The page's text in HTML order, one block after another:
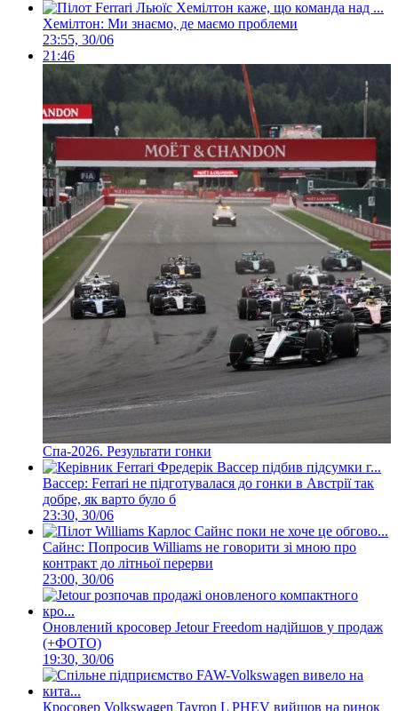
Хемілтон: Ми знаємо, де маємо проблеми
23:55, 30/06
21:46
Спа-2026. Результати гонки
Вассер: Ferrari не підготувалася до гонки в Австрії так
добре, як варто було б
23:30, 30/06
Сайнс: Попросив Williams не говорити зі мною про
контракт до літньої перерви
23:00, 30/06
Оновлений кросовер Jetour Freedom надійшов у продаж
(+ФОТО)
19:30, 30/06
Кросовер Volkswagen Tayron L PHEV вийшов на ринок